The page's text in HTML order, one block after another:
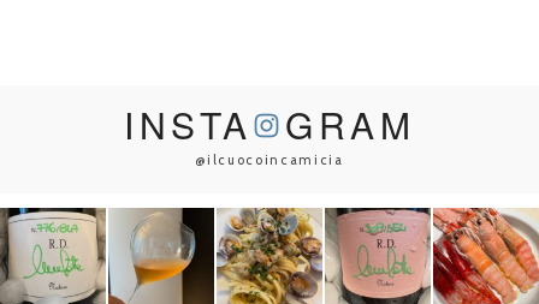
INSTA GRAM
@ilcuocoincamicia